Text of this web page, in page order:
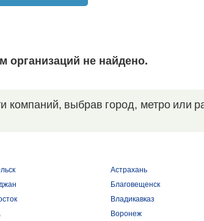
не найдено.
компаний, выбрав город, метро или
Астрахань
Благовещенск
Владикавказ
Воронеж